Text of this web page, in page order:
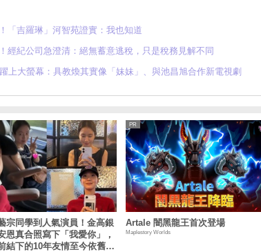
「吉羅琳」河智苑證實：我也知道
經紀公司急澄清：絕無蓄意逃稅，只是稅務見解不同
上大螢幕：具教煥其實像「妹妹」、與池昌旭合作新電視劇
宗同學到人氣演員！金高銀
恩真合照寫下「我愛你」，
結下的10年友情至今依舊深
Artale 闇黑龍王首次登場
Maplestory Worlds